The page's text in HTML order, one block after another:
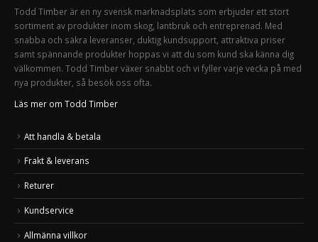
Todd Timber är en ny svensk marknadsplats som erbjuder ett stort
sortiment av produkter inom skog, lantbruk och entreprenad. Med
snabba och säkra leveranser, duktig kundsupport, attraktiva priser
samt spännande produkter hoppas vi att du som kund ska känna dig
välkommen. Todd Timber växer snabbt och vi fyller varje vecka på med
nya produkter, så besök oss ofta.
Läs mer om Todd Timber
Att handla & betala
Frakt & leverans
Returer
Kundservice
Allmänna villkor